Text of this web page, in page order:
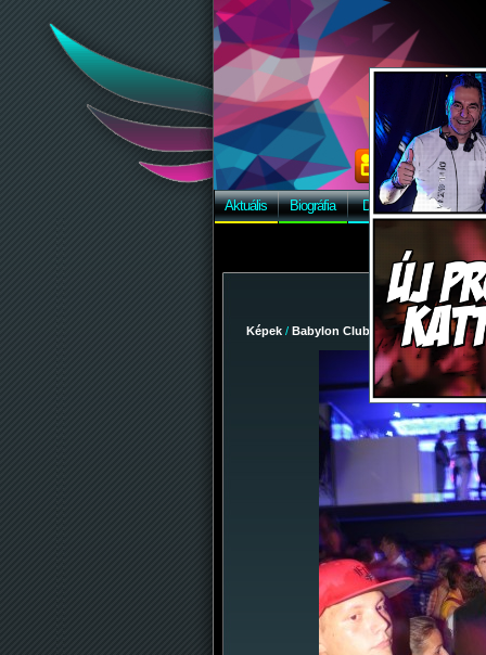
Aktuális Biográfia Discográfia Képek
Képek / Babylon Club /2009-09-22 -